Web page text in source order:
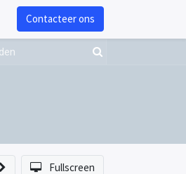
Contacteer ons
Fullscreen